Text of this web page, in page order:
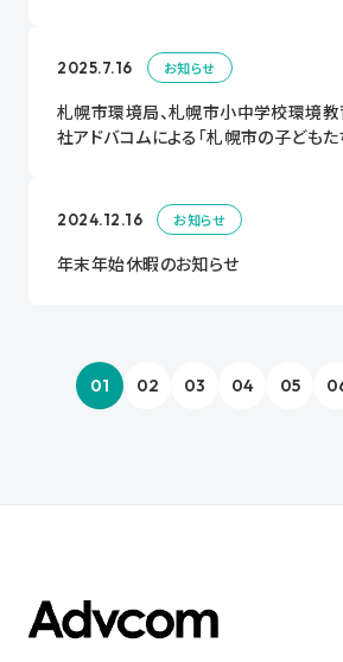
2025.7.16 お知らせ
札幌市環境局、札幌市小中学校環境
社アドバコムによる「札幌市の子ども
2024.12.16 お知らせ
年末年始休暇のお知らせ
01 02 03 04 05